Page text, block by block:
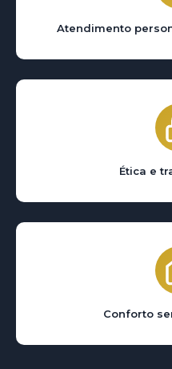
Atendimento
Ética e
Conforto